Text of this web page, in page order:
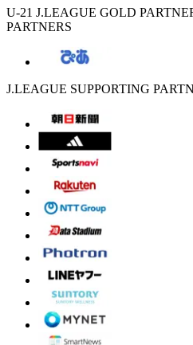
U-21 J.LEAGUE GOLD
PARTNERS
J.LEAGUE SUPPORTING